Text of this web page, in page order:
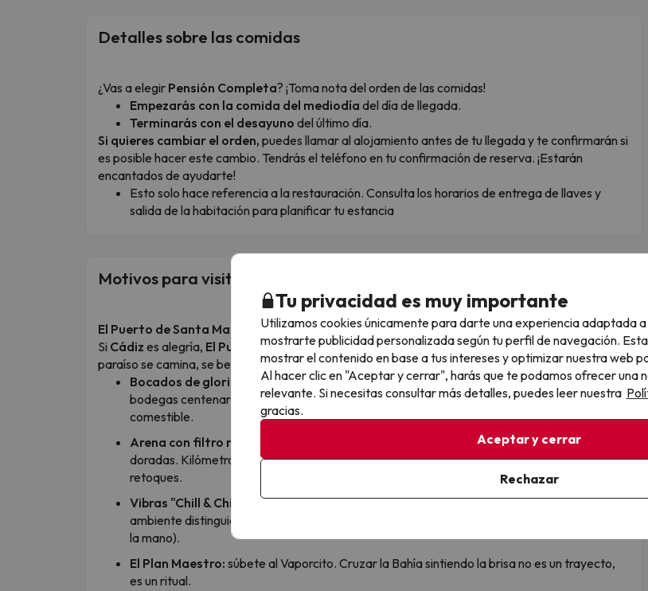
Detalles sobre las comidas
¿Vas a elegir Pensión Completa? ¡Toma nota del orden de las comidas!
Empezarás con la comida del mediodía del día de llegada.
Terminarás con el desayuno del último día.
Si quieres cambiar el orden, puedes llamar al alojamiento antes de tu llegada y te confirmarán si
es posible hacer este cambio. Tendrás el teléfono en tu confirmación de reserva. ¡Estarán
encantados de ayudarte!
Esto solo hace referencia a la restauración. Consulta los horarios de entrega de llaves y
salida de la habitación para planificar tu estancia
Motivos para visitar este destino
El Puerto de Santa María: Donde el sur se viste de gala
Si Cádiz es alegría, El Puerto de Santa Maríaes alegría con clase. Olvida las guías: aquí el
paraíso se camina, se bebe y se saborea.
Bocados de gloria:
prepárate para el festín definitivo en la Ribera del Marisco. Entre
bodegas centenarias y tabernas con solera, tu paladar va a descubrir lo que es el "duende"
comestible.
Arena con filtro natural:
de la energía de Valdelagrana a la exclusividad de las calas
doradas. Kilómetros de costa con una luz tan perfecta que tu Instagram no necesitará
retoques.
Vibras "Chill & Chic":
de los yates de Puerto Sherry a los palacios cargadores de Indias. Un
ambiente distinguido donde el tiempo se detiene (preferiblemente con una copa de Fino en
la mano).
El Plan Maestro: súbete al Vaporcito. Cruzar la Bahía sintiendo la brisa no es un trayecto,
es un ritual.
Tu privacidad es muy importante
Utilizamos cookies únicamente para darte una experiencia adaptada
mostrarte publicidad personalizada según tu perfil de navegación.
mostrar el contenido en base a tus intereses y optimizar nuestra web
Al hacer clic en "Aceptar y cerrar", harás que te podamos ofrecer una
relevante. Si necesitas consultar más detalles, puedes leer nuestra
gracias.
Aceptar y cerrar
Rechazar